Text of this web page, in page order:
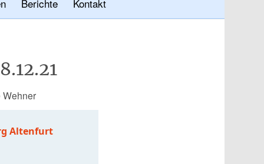
Berichte Kontakt
Wehner